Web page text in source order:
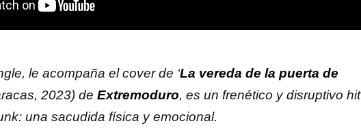
le acompaña el cover de ‘La vereda de la puerta de
2023) de Extremoduro, es un frenético y disruptivo hit
una sacudida física y emocional.